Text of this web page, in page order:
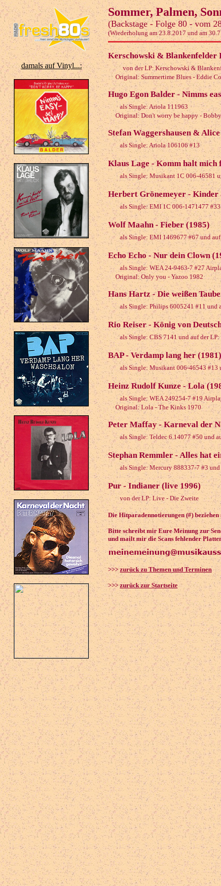
damals auf Vinyl...:
Sommer, Palmen,
(Backstage - Folge 80 - vom
(Wiederholung am 23.8.2017 und am
Kerschowski & Blankenfelder
von der LP: Kerschowski &
Original: Summertime Blues - Eddie
Hugo Egon Balder - Nimms
als Single: Ariola 111963
Original: Don't worry be happy -
Stefan Waggershausen &
als Single: Ariola 106106 #13
Klaus Lage - Komm halt mich
als Single: Musikant 1C 006-46581
Herbert Grönemeyer - Kinder
als Single: EMI 1C 006-1471477
Wolf Maahn - Fieber (1985)
als Single: EMI 1469677 #67 und
Echo Echo - Nur dein Clown
als Single: WEA 24-9463-7 #27
Original: Only you - Yazoo 1982
Hans Hartz - Die weißen
als Single: Philips 6005241 #11 und
Rio Reiser - König von
als Single: CBS 7141 und auf der
BAP - Verdamp lang her (1981)
als Single: Musikant 006-46543 #13
Heinz Rudolf Kunze - Lola
als Single: WEA 249254-7 #19
Original: Lola - The Kinks 1970
Peter Maffay - Karneval der
als Single: Teldec 6.14077 #50 und
Stephan Remmler - Alles hat
als Single: Mercury 888337-7 #3
Pur - Indianer (live 1996)
von der LP: Live - Die Zweite
Die Hitparadennotierungen (#)
Bitte schreibt mir Eure Meinung zur
und mailt mir die Scans fehlender
>>>zurück zu Themen und Terminen
>>>zurück zur Startseite